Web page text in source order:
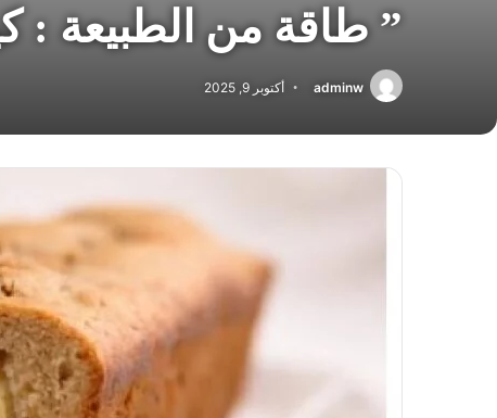
” طاقة من الطبيعة :
adminw أكتوبر 9, 2025